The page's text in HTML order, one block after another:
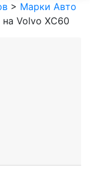
> Марки Авто
на Volvo ХС60